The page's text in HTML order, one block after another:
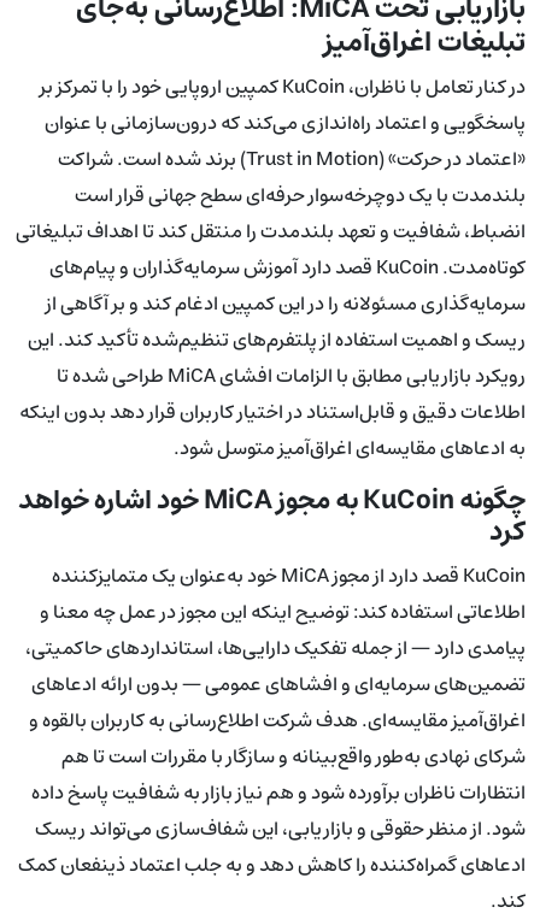
تبلیغات اغراق‌آمیز
در کنار تعامل با ناظران، KuCoin کمپین اروپایی خود را با تمرکز بر
پاسخگویی و اعتماد راه‌اندازی می‌کند که درون‌سازمانی با عنوان
«اعتماد در حرکت» (Trust in Motion) برند شده است. شراکت
بلندمدت با یک دوچرخه‌سوار حرفه‌ای سطح جهانی قرار است
انضباط، شفافیت و تعهد بلندمدت را منتقل کند تا اهداف تبلیغاتی
کوتاه‌مدت. KuCoin قصد دارد آموزش سرمایه‌گذاران و پیام‌های
سرمایه‌گذاری مسئولانه را در این کمپین ادغام کند و بر آگاهی از
ریسک و اهمیت استفاده از پلتفرم‌های تنظیم‌شده تأکید کند. این
رویکرد بازاریابی مطابق با الزامات افشای MiCA طراحی شده تا
اطلاعات دقیق و قابل‌استناد در اختیار کاربران قرار دهد بدون اینکه
به ادعاهای مقایسه‌ای اغراق‌آمیز متوسل شود.
چگونه KuCoin به مجوز MiCA خود اشاره خواهد
کرد
KuCoin قصد دارد از مجوز MiCA خود به‌عنوان یک متمایزکننده
اطلاعاتی استفاده کند: توضیح اینکه این مجوز در عمل چه معنا و
پیامدی دارد — از جمله تفکیک دارایی‌ها، استانداردهای حاکمیتی،
تضمین‌های سرمایه‌ای و افشاهای عمومی — بدون ارائه ادعاهای
اغراق‌آمیز مقایسه‌ای. هدف شرکت اطلاع‌رسانی به کاربران بالقوه و
شرکای نهادی به‌طور واقع‌بینانه و سازگار با مقررات است تا هم
انتظارات ناظران برآورده شود و هم نیاز بازار به شفافیت پاسخ داده
شود. از منظر حقوقی و بازاریابی، این شفاف‌سازی می‌تواند ریسک
ادعاهای گمراه‌کننده را کاهش دهد و به جلب اعتماد ذینفعان کمک
کند.